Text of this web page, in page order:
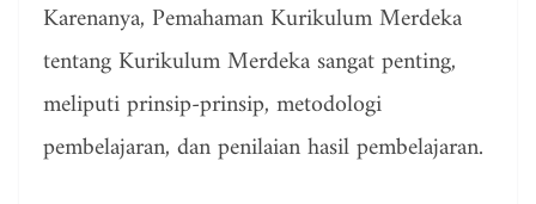
Karenanya, Pemahaman Kurikulum Merdeka
tentang Kurikulum Merdeka sangat penting,
meliputi prinsip-prinsip, metodologi
pembelajaran, dan penilaian hasil pembelajaran.